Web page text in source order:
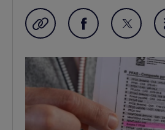
Garder en favori
Partager
Facebook
(nouvelle
fenêtre)
Partager
Twitter
(nouvelle
fenêtre)